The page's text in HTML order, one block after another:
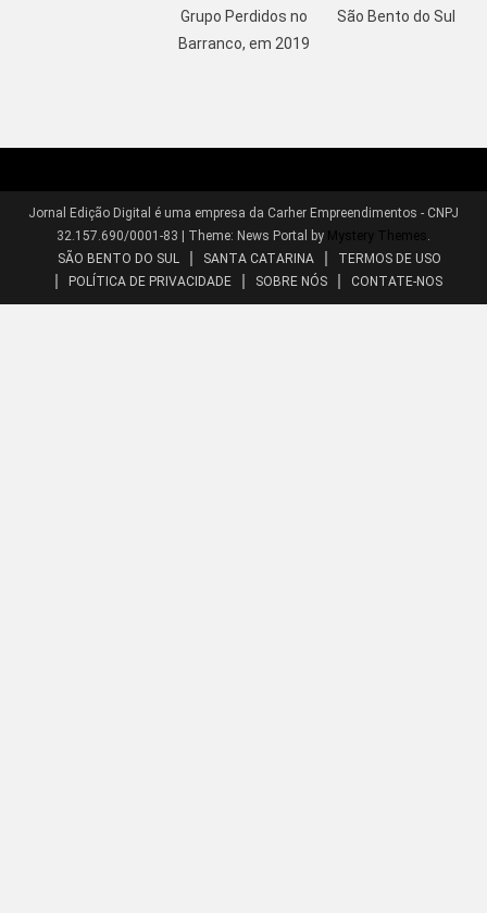
Grupo Perdidos no
Barranco, em 2019
São Bento do Sul
Jornal Edição Digital é uma empresa da Carher Empreendimentos - CNPJ
32.157.690/0001-83 | Theme: News Portal by Mystery Themes .
SÃO BENTO DO SUL
SANTA CATARINA
TERMOS DE USO
POLÍTICA DE PRIVACIDADE
SOBRE NÓS CONTATE-NOS